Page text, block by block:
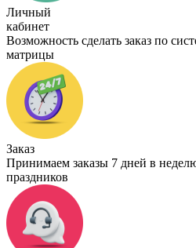
Личный
кабинет
Возможность сделать заказ по
матрицы
Заказ
Принимаем заказы 7 дней в
праздников